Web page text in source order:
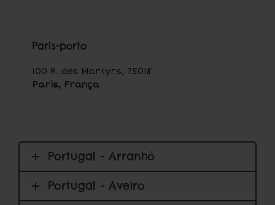
Paris-porto
100 R. des Martyrs, 75018
Paris, França
Portugal - Arranhó
Portugal - Aveiro